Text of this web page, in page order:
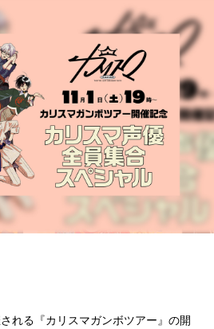
れる『カリスマガンボツアー』の開